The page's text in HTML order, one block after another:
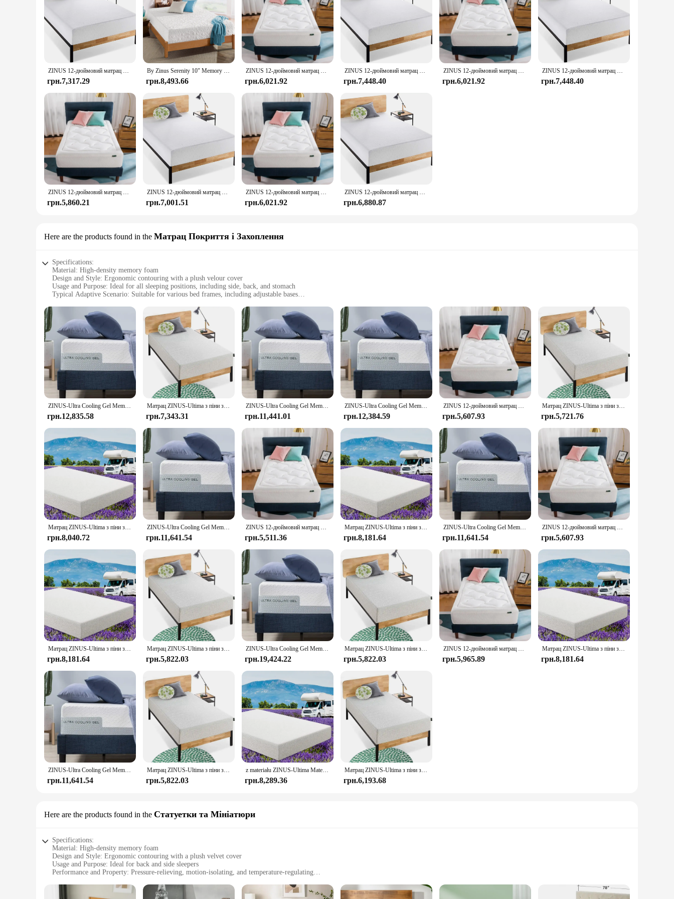
ZINUS 12-дюймовий матрац Ultima з піни з ефектом пам’яті, подвійний, без скловолокна, скидання тиску, сертифіковане сертифікатом CertiPUR-US, матрац у коробці,
грн.7,317.29
By Zinus Serenity 10" Memory Foam Mattress Full PLUSH COVER EXPERTLY PACKED & SHIPPED REFRESHING FOAM LAYERS
грн.8,493.66
ZINUS 12-дюймовий матрац Cloud Memory Foam, Twin, без скловолокна, скидання тиску, матрац у коробці, сертифікат CertiPUR-US, W
грн.6,021.92
ZINUS 12-дюймовий матрац Ultima з піни з ефектом пам’яті, подвійний, без скловолокна, скидання тиску, сертифіковане сертифікатом CertiPUR-US, матрац у коробці,
грн.7,448.40
ZINUS 12-дюймовий матрац Cloud Memory Foam, Twin, без скловолокна, скидання тиску, матрац у коробці, сертифікат CertiPUR-US, W
грн.6,021.92
ZINUS 12-дюймовий матрац Ultima з піни з ефектом пам’яті, подвійний, без скловолокна, скидання тиску, сертифіковане сертифікатом CertiPUR-US, матрац у коробці,
грн.7,448.40
ZINUS 12-дюймовий матрац Cloud Memory Foam, Twin, без скловолокна, скидання тиску, матрац у коробці, сертифікат CertiPUR-US, W
грн.5,860.21
ZINUS 12-дюймовий матрац Ultima з піни з ефектом пам’яті, подвійний, без скловолокна, скидання тиску, сертифіковане сертифікатом CertiPUR-US, матрац у коробці,
грн.7,001.51
ZINUS 12-дюймовий матрац Cloud Memory Foam, Twin, без скловолокна, скидання тиску, матрац у коробці, сертифікат CertiPUR-US, W
грн.6,021.92
ZINUS 12-дюймовий матрац Ultima з піни з ефектом пам’яті, подвійний, без скловолокна, скидання тиску, сертифіковане сертифікатом CertiPUR-US, матрац у коробці,
грн.6,880.87
Here are the products found in the Матрац Покриття і Захоплення
Specifications:
Material: High-density memory foam
Design and Style: Ergonomic contouring with a plush velour cover
Usage and Purpose: Ideal for all sleeping positions, including side, back, and stomach
Typical Adaptive Scenario: Suitable for various bed frames, including adjustable bases
Performance and Property: CertiPUR-US certified for quality and safety
Features:
|Vendors|
**Ultimate Comfort and Support**
The Zinus Memory Foam Mattress is designed to provide unparalleled comfort and support for all sleepers. Its high-density memory foam construction ensures that it conforms to your body's natural
curves, offering personalized comfort that adapts to your unique sleeping position. The plush velour cover not only adds a touch of luxury but also promotes airflow, keeping you cool and comfortable
throughout the night.
**Versatile and Adaptable**
This mattress is not just about comfort; it's also about versatility. Whether you're looking for a twin mattress for a child's room or a California king for a master suite, the Zinus Memory Foam
Mattress comes in a variety of sizes to fit your space. It's also compatible with various bed frames, including adjustable bases, making it a versatile addition to any bedroom setup.
**Quality and Safety Assurance**
With its CertiPUR-US certification, this mattress meets rigorous standards for quality and safety. The memory foam is made without ozone depleters, PBDE flame retardants, mercury, lead, or heavy
metals, ensuring a healthy sleep environment. The mattress's durability and resilience make it a reliable choice for daily use, providing consistent comfort and support over time.
As a wholesale vendor or supplier, this mattress set is an excellent option for retailers looking to offer their customers a premium sleeping experience. Its competitive pricing and superior quality make
it an attractive choice for both individual buyers and businesses alike.
ZINUS-Ultra Cooling Gel Memory Foam Mattress, Cool-to-Touch Soft Knit Cover, Pressure Relief, CertiPUR-US, 12"
грн.12,835.58
Матрац ZINUS-Ultima з піни з ефектом пам’яті, без скловолокна, для скидання тиску, сертифіковане сертифікатом CertiPUR-US, у коробці, подвійний, 12 дюймів
грн.7,343.31
ZINUS-Ultra Cooling Gel Memory Foam Mattress, Cool-to-Touch Soft Knit Cover, Pressure Relief, CertiPUR-US, 12"
грн.11,441.01
ZINUS-Ultra Cooling Gel Memory Foam Mattress, Cool-to-Touch Soft Knit Cover, Pressure Relief, CertiPUR-US, 12"
грн.12,384.59
ZINUS 12-дюймовий матрац Cloud Memory Foam, без скловолокна, для скидання тиску, у коробці, сертифіковане CertiPUR-US, подвійне
грн.5,607.93
Матрац ZINUS-Ultima з піни з ефектом пам’яті, без скловолокна, для скидання тиску, сертифіковане сертифікатом CertiPUR-US, у коробці, подвійний, 12 дюймів
грн.5,721.76
Матрац ZINUS-Ultima з піни з ефектом пам’яті, без скловолокна, короткий Queen Size для фургонів, кемперів і причепів, матрац у коробці, 10 дюймів
грн.8,040.72
ZINUS-Ultra Cooling Gel Memory Foam Mattress, Cool-to-Touch Soft Knit Cover, Pressure Relief, CertiPUR-US, 12"
грн.11,641.54
ZINUS 12-дюймовий матрац Cloud Memory Foam, без скловолокна, для скидання тиску, у коробці, сертифіковане CertiPUR-US, подвійне
грн.5,511.36
Матрац ZINUS-Ultima з піни з ефектом пам’яті, без скловолокна, короткий Queen Size для фургонів, кемперів і причепів, матрац у коробці, 10 дюймів
грн.8,181.64
ZINUS-Ultra Cooling Gel Memory Foam Mattress, Cool-to-Touch Soft Knit Cover, Pressure Relief, CertiPUR-US, 12"
грн.11,641.54
ZINUS 12-дюймовий матрац Cloud Memory Foam, без скловолокна, для скидання тиску, у коробці, сертифіковане CertiPUR-US, подвійне
грн.5,607.93
Матрац ZINUS-Ultima з піни з ефектом пам’яті, без скловолокна, короткий Queen Size для фургонів, кемперів і причепів, матрац у коробці, 10 дюймів
грн.8,181.64
Матрац ZINUS-Ultima з піни з ефектом пам’яті, без скловолокна, для скидання тиску, сертифіковане сертифікатом CertiPUR-US, у коробці, подвійний, 12 дюймів
грн.5,822.03
ZINUS-Ultra Cooling Gel Memory Foam Mattress, Cool-to-Touch Soft Knit Cover, Pressure Relief, CertiPUR-US, 12"
грн.19,424.22
Матрац ZINUS-Ultima з піни з ефектом пам’яті, без скловолокна, для скидання тиску, сертифіковане сертифікатом CertiPUR-US, у коробці, подвійний, 12 дюймів
грн.5,822.03
ZINUS 12-дюймовий матрац Cloud Memory Foam, без скловолокна, для скидання тиску, у коробці, сертифіковане CertiPUR-US, подвійне
грн.5,965.89
Матрац ZINUS-Ultima з піни з ефектом пам’яті, без скловолокна, короткий Queen Size для фургонів, кемперів і причепів, матрац у коробці, 10 дюймів
грн.8,181.64
ZINUS-Ultra Cooling Gel Memory Foam Mattress, Cool-to-Touch Soft Knit Cover, Pressure Relief, CertiPUR-US, 12"
грн.11,641.54
Матрац ZINUS-Ultima з піни з ефектом пам’яті, без скловолокна, для скидання тиску, сертифіковане сертифікатом CertiPUR-US, у коробці, подвійний, 12 дюймів
грн.5,822.03
z materiału ZINUS-Ultima Materac z pianki memory, bez włókna szklanego, krótki rozmiar Queen do kamperów, kamperów i przyczep, materac w pudełku, 10 cali
грн.8,289.36
Матрац ZINUS-Ultima з піни з ефектом пам’яті, без скловолокна, для скидання тиску, сертифіковане сертифікатом CertiPUR-US, у коробці, подвійний, 12 дюймів
грн.6,193.68
Here are the products found in the Статуетки та Мініатюри
Specifications:
Material: High-density memory foam
Design and Style: Ergonomic contouring with a plush velvet cover
Usage and Purpose: Ideal for back and side sleepers
Performance and Property: Pressure-relieving, motion-isolating, and temperature-regulating
Parts and Accessories: Comes with a removable, washable cover